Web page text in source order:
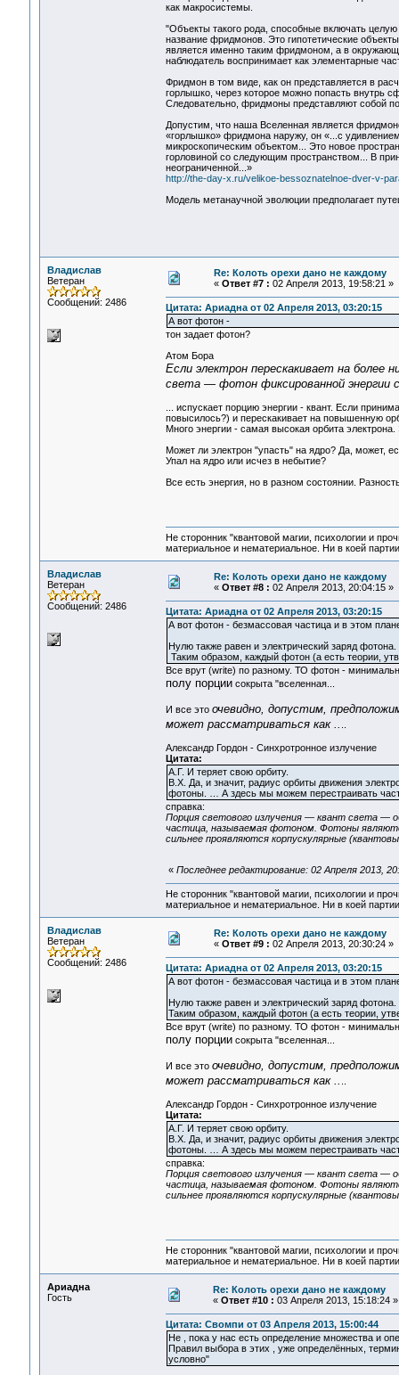
как макросистемы.
"Объекты такого рода, способные включать
название фридмонов. Это гипотетические
является именно таким фридмоном, а в
наблюдатель воспринимает как элементарные
Фридмон в том виде, как он представляется в
горлышко, через которое можно попасть внутрь
Следовательно, фридмоны представляют собой
Допустим, что наша Вселенная является
«горлышко» фридмона наружу, он «...с
микроскопическим объектом... Это новое
горловиной со следующим пространством... В
неограниченной...»
http://the-day-x.ru/velikoe-bessoznatelnoe-dver-v-
Модель метанаучной эволюции предполагает
Владислав
Ветеран
Сообщений: 2486
Re: Колоть орехи дано не каждому
« Ответ #7 : 02 Апреля 2013, 19:58:21 »
Цитата: Ариадна от 02 Апреля 2013, 03:20:15
А вот фотон -
тон задает фотон?
Атом Бора
Если электрон перескакивает на
света — фотон фиксированной энергии
... испускает порцию энергии - квант. Если
повысилось?) и перескакивает на повышенную
Много энергии - самая высокая орбита
Может ли электрон "упасть" на ядро? Да, может,
Упал на ядро или исчез в небытие?
Все есть энергия, но в разном состоянии.
Не сторонник "квантовой магии, психологии и
материальное и нематериальное. Ни в коей
Владислав
Ветеран
Сообщений: 2486
Re: Колоть орехи дано не каждому
« Ответ #8 : 02 Апреля 2013, 20:04:15 »
Цитата: Ариадна от 02 Апреля 2013, 03:20:15
А вот фотон - безмассовая частица и в этом
Нулю также равен и электрический заряд
Таким образом, каждый фотон (а есть теории,
Все врут (write) по разному. ТО фотон -
полу порциисокрыта "вселенная...
И все это очевидно, допустим,
может рассматриваться как ..
Александр Гордон - Синхротронное излучение
Цитата:
А.Г. И теряет свою орбиту.
В.Х. Да, и значит, радиус орбиты движения
фотоны. … А здесь мы можем перестраивать
справка:
Порция светового излучения — квант света —
частица, называемая фотоном. Фотоны
сильнее проявляются корпускулярные
« Последнее редактирование: 02 Апреля 2013,
Не сторонник "квантовой магии, психологии и
материальное и нематериальное. Ни в коей
Владислав
Ветеран
Сообщений: 2486
Re: Колоть орехи дано не каждому
« Ответ #9 : 02 Апреля 2013, 20:30:24 »
Цитата: Ариадна от 02 Апреля 2013, 03:20:15
А вот фотон - безмассовая частица и в этом
Нулю также равен и электрический заряд
Таким образом, каждый фотон (а есть теории,
Все врут (write) по разному. ТО фотон -
полу порциисокрыта "вселенная...
И все это очевидно, допустим,
может рассматриваться как ..
Александр Гордон - Синхротронное излучение
Цитата:
А.Г. И теряет свою орбиту.
В.Х. Да, и значит, радиус орбиты движения
фотоны. … А здесь мы можем перестраивать
справка:
Порция светового излучения — квант света —
частица, называемая фотоном. Фотоны
сильнее проявляются корпускулярные
Не сторонник "квантовой магии, психологии и
материальное и нематериальное. Ни в коей
Ариадна
Гость
Re: Колоть орехи дано не каждому
« Ответ #10 : 03 Апреля 2013, 15:18:24 »
Цитата: Свомпи от 03 Апреля 2013, 15:00:44
Не , пока у нас есть определение множества и
Правил выбора в этих , уже определённых,
условно"